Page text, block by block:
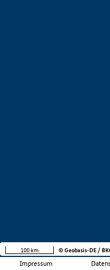
Impressum
100 km © Geobasis-DE /